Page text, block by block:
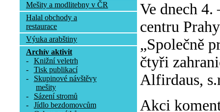
Mešity a modlitebny v ČR
Halal obchody a
restaurace
Výuka arabštiny
Archív aktivit
-
Knižní veletrh
-
Tisk publikací
-
Skupinové návštěvy
mešity
-
Sázení stromů
-
Jídlo bezdomovcům
Ve dnech 4.
centru
„Společně
čtyři
Alfirdaus,
Akci